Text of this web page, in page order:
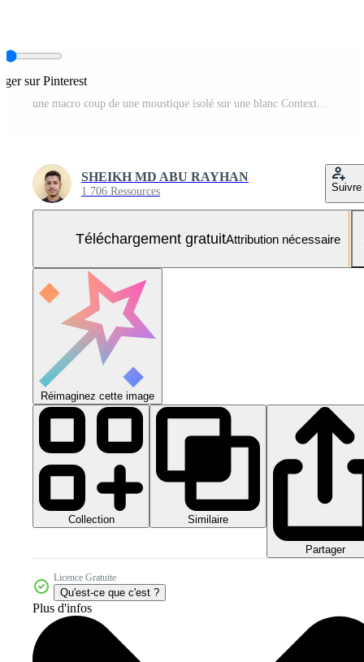
sur Pinterest
une macro coup de une moustique isolé sur une blanc Contexte Photo Gratuite
SHEIKH MD ABU RAYHAN
1 706 Ressources Suivre
Téléchargement gratuitAttribution nécessaire
Réimaginez cette image
Collection Similaire
Partager
Licence Gratuite
Qu'est-ce que c'est ?
Plus d'infos